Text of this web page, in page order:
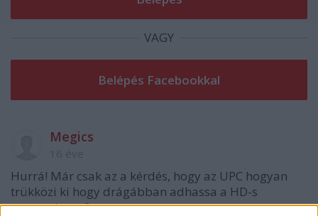
VAGY
Megics
Hurrá! Már csak az a kérdés, hogy az UPC hogyan
trükközi ki hogy drágábban adhassa a HD-s
csomagban...?